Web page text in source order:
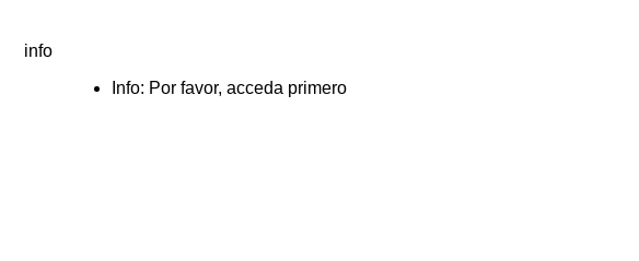
info
Info: Por favor, acceda primero